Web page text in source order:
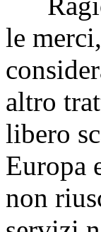
le
altro
libero
Europa
non